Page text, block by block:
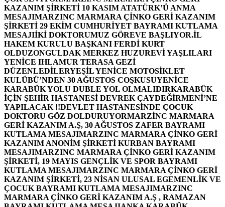
KAZANIM ŞİRKETİ 10 KASIM ATATÜRK’Ü ANMA
MESAJIMARZINC MARMARA ÇİNKO GERİ KAZANIM
ŞİRKETİ 29 EKİM CUMHURİYET BAYRAMI KUTLAMA
MESAJIİKİ DOKTORUMUZ GÖREVE BAŞLIYOR.İL
HAKEM KURULU BAŞKANI FERDİ KURT
OLDUZONGULDAK MERKEZ HUZUREVİ YAŞLILARI
YENİCE IHLAMUR TERASA GEZİ
DÜZENLEDİLERYEŞİL YENİCE MOTOSİKLET
KULÜBÜ’NDEN 30 AĞUSTOS COŞKUSUYENİCE
KARABÜK YOLU DUBLE YOL OLMALIDIRKARABÜK
İÇİN ŞEHİR HASTANESİ DEVREK ÇAYDEĞİRMENİ’NE
YAPILACAK !!DEVLET HASTANESİNDE ÇOCUK
DOKTORU GÖZ DOLDURUYORMARZİNC MARMARA
GERİ KAZANIM A.Ş, 30 AĞUSTOS ZAFER BAYRAMI
KUTLAMA MESAJIMARZINC MARMARA ÇİNKO GERİ
KAZANIM ANONİM ŞİRKETİ KURBAN BAYRAMI
MESAJIMARZINC MARMARA ÇİNKO GERİ KAZANIM
ŞİRKETİ, 19 MAYIS GENÇLİK VE SPOR BAYRAMI
KUTLAMA MESAJIMARZINC MARMARA ÇİNKO GERİ
KAZANIM ŞİRKETİ, 23 NİSAN ULUSAL EGEMENLİK VE
ÇOCUK BAYRAMI KUTLAMA MESAJIMARZINC
MARMARA ÇİNKO GERİ KAZANIM A.Ş , RAMAZAN